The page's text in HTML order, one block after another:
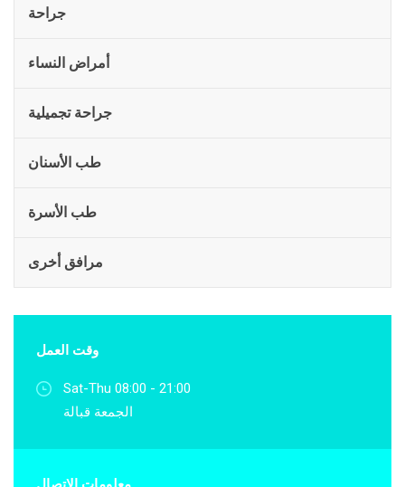
جراحة
أمراض النساء
جراحة تجميلية
طب الأسنان
طب الأسرة
مرافق أخرى
وقت العمل
Sat-Thu 08:00 - 21:00
الجمعة قبالة